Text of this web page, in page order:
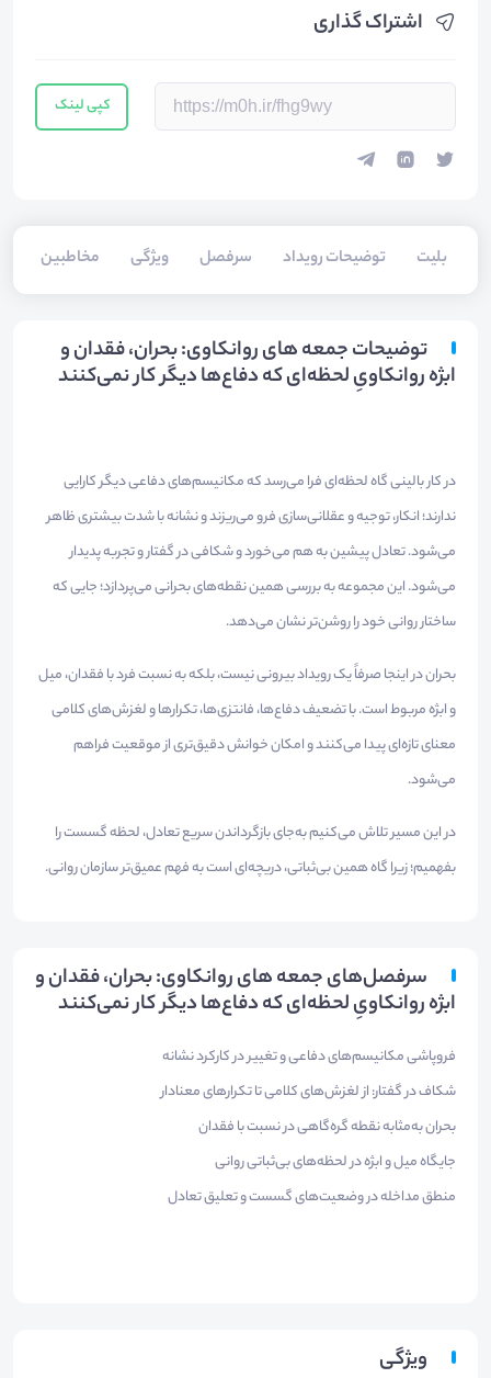
اشتراک گذاری
کپی لینک
بلیت‌ توضیحات رویداد سرفصل ویژگی مخاطبین
توضیحات جمعه های روانکاوی: بحران، فقدان و
ابژه روانکاویِ لحظه‌ای که دفاع‌ها دیگر کار نمی‌کنند
در کار بالینی گاه لحظه‌ای فرا می‌رسد که مکانیسم‌های دفاعی دیگر کارایی
ندارند؛ انکار، توجیه و عقلانی‌سازی فرو می‌ریزند و نشانه با شدت بیشتری ظاهر
می‌شود. تعادل پیشین به هم می‌خورد و شکافی در گفتار و تجربه پدیدار
می‌شود. این مجموعه به بررسی همین نقطه‌های بحرانی می‌پردازد؛ جایی که
ساختار روانی خود را روشن‌تر نشان می‌دهد.
بحران در اینجا صرفاً یک رویداد بیرونی نیست، بلکه به نسبت فرد با فقدان، میل
و ابژه مربوط است. با تضعیف دفاع‌ها، فانتزی‌ها، تکرارها و لغزش‌های کلامی
معنای تازه‌ای پیدا می‌کنند و امکان خوانش دقیق‌تری از موقعیت فراهم
می‌شود.
در این مسیر تلاش می‌کنیم به‌جای بازگرداندن سریع تعادل، لحظه گسست را
بفهمیم؛ زیرا گاه همین بی‌ثباتی، دریچه‌ای است به فهم عمیق‌تر سازمان روانی.
سرفصل‌های جمعه های روانکاوی: بحران، فقدان و
ابژه روانکاویِ لحظه‌ای که دفاع‌ها دیگر کار نمی‌کنند
فروپاشی مکانیسم‌های دفاعی و تغییر در کارکرد نشانه
شکاف در گفتار: از لغزش‌های کلامی تا تکرارهای معنادار
بحران به‌مثابه نقطه گره‌گاهی در نسبت با فقدان
جایگاه میل و ابژه در لحظه‌های بی‌ثباتی روانی
منطق مداخله در وضعیت‌های گسست و تعلیق تعادل
ویژگی